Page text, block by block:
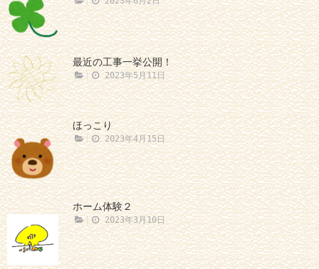
最近の工事一挙公開！
2023年5月11日
ほっこり
2023年4月15日
ホーム体験２
2023年3月10日